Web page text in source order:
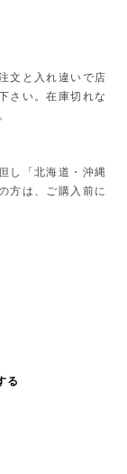
文と入れ違いで店
さい。在庫切れな
し「北海道・沖縄
方は、ご購入前に
る